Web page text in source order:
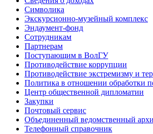
Символика
Экскурсионно-музейный комплекс
Эндаумент-фонд
Сотрудникам
Партнерам
Поступающим в ВолГУ
Противодействие коррупции
Противодействие экстремизму и
Политика в отношении обработки
Центр общественной дипломатии
Закупки
Почтовый сервис
Объединенный ведомственный
Телефонный справочник